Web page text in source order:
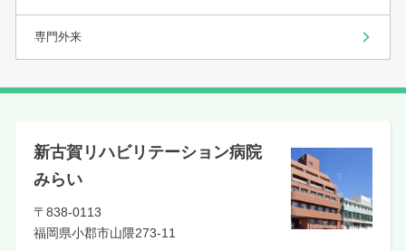
専門外来
新古賀リハビリテーション病院
みらい
〒838-0113
福岡県小郡市山隈273-11